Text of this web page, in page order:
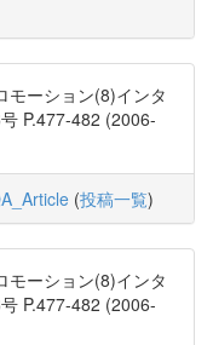
モーション(8)インタ
P.477-482 (2006-
(投稿一覧)
モーション(8)インタ
P.477-482 (2006-